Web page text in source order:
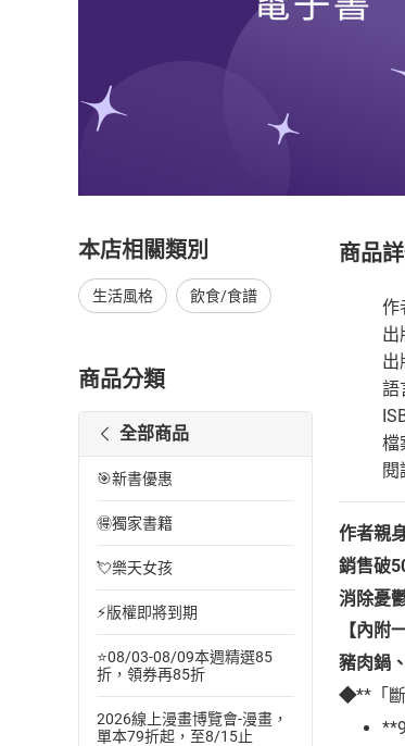
本店相關類別
生活風格 飲食/食譜
商品分類
全部商品
🎯新書優惠
🉐獨家書籍
💘樂天女孩
⚡版權即將到期
⭐08/03-08/09本週精選85
折，領券再85折
2026線上漫畫博覽會-漫畫，
單本79折起，至8/15止
商品
作
出
出
語
檔
閱
作者親
銷售破
消除憂
【內附
豬肉鍋
◆**「